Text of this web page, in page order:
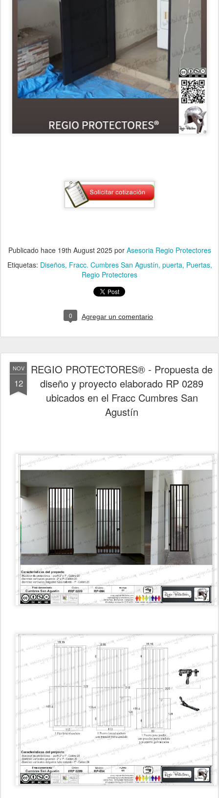
Publicado hace 19th August 2025por Asesoria Regio Protectores
Etiquetas: Diseños Fracc. Cumbres San Agustín puerta Puertas
Regio Protectores
0 Agregar un comentario
NOV
12
REGIO PROTECTORES® - Propuesta de
diseño y proyecto elaborado RP 0289
ubicados en el Fracc Cumbres San
Agustín